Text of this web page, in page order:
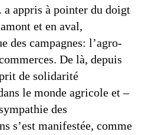
a appris à pointer du doigt
et en aval,
des campagnes: l’agro-
De là, depuis
de solidarité
le monde agricole et –
des
s’est manifestée, comme